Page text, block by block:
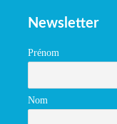
Newsletter
Prénom
Nom